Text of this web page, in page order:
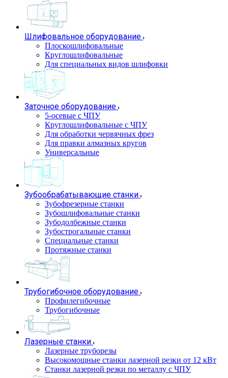
Шлифовальное оборудование
Плоскошлифовальные
Круглошлифовальные
Для специальных видов шлифовки
Заточное оборудование
5-осевые с ЧПУ
Круглошлифовальные с ЧПУ
Для обработки червячных фрез
Для правки алмазных кругов
Универсальные
Зубообрабатывающие станки
Зубофрезерные станки
Зубошлифовальные станки
Зубодолбежные станки
Зубострогальные станки
Специальные станки
Протяжные станки
Трубогибочное оборудование
Профилегибочные
Трубогибочные
Лазерные станки
Лазерные труборезы
Высокомощные станки лазерной резки от 12 кВт
Станки лазерной резки по металлу с ЧПУ